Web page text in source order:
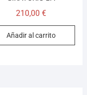
210,00€
Añadir al carrito